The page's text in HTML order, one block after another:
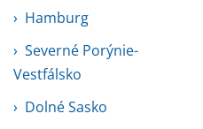
Hamburg
Severné Porýnie-
Vestfálsko
Dolné Sasko